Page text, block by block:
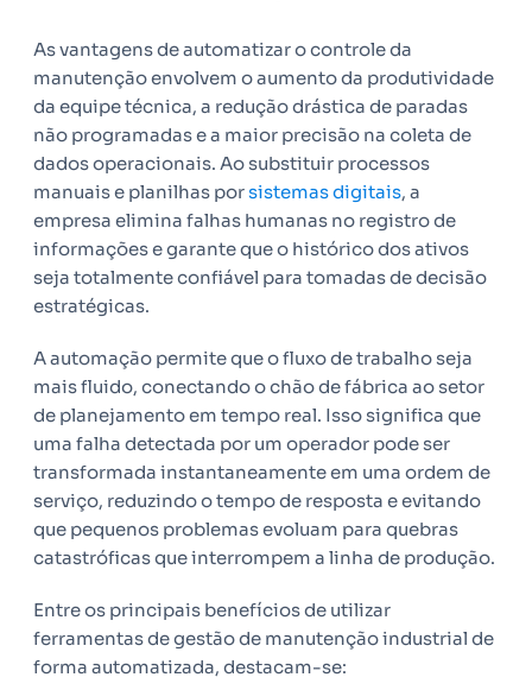
As vantagens de automatizar o controle da
manutenção envolvem o aumento da produtividade
da equipe técnica, a redução drástica de paradas
não programadas e a maior precisão na coleta de
dados operacionais. Ao substituir processos
manuais e planilhas porsistemas digitais, a
empresa elimina falhas humanas no registro de
informações e garante que o histórico dos ativos
seja totalmente confiável para tomadas de decisão
estratégicas.
A automação permite que o fluxo de trabalho seja
mais fluido, conectando o chão de fábrica ao setor
de planejamento em tempo real. Isso significa que
uma falha detectada por um operador pode ser
transformada instantaneamente em uma ordem de
serviço, reduzindo o tempo de resposta e evitando
que pequenos problemas evoluam para quebras
catastróficas que interrompem a linha de produção.
Entre os principais benefícios de utilizar
ferramentas de gestão de manutenção industrial de
forma automatizada, destacam-se: